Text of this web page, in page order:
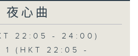
心曲
22:05 - 24:00)
1 (HKT 22:05 -